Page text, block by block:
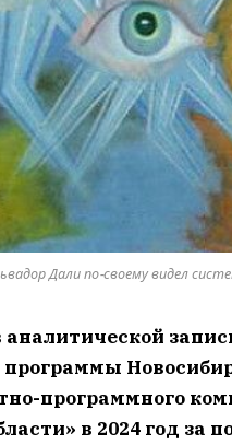
Дали по-своему видел
программы
программного
в 2024 год